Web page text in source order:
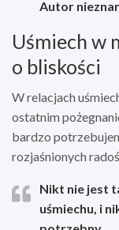
Autor
Uśmiech w
o bliskości
W relacjach
ostatnim
bardzo
rozjaśnionych
Nikt nie jest
uśmiechu, i